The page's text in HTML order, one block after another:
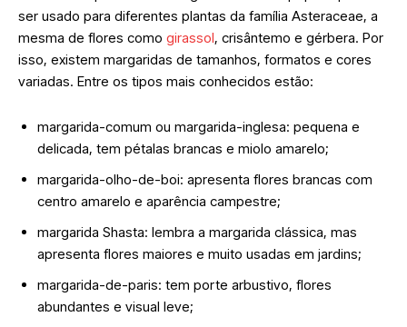
ser usado para diferentes plantas da família Asteraceae, a
mesma de flores como girassol, crisântemo e gérbera. Por
isso, existem margaridas de tamanhos, formatos e cores
variadas. Entre os tipos mais conhecidos estão:
margarida-comum ou margarida-inglesa: pequena e
delicada, tem pétalas brancas e miolo amarelo;
margarida-olho-de-boi: apresenta flores brancas com
centro amarelo e aparência campestre;
margarida Shasta: lembra a margarida clássica, mas
apresenta flores maiores e muito usadas em jardins;
margarida-de-paris: tem porte arbustivo, flores
abundantes e visual leve;